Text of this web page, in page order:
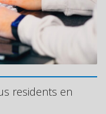
residents en